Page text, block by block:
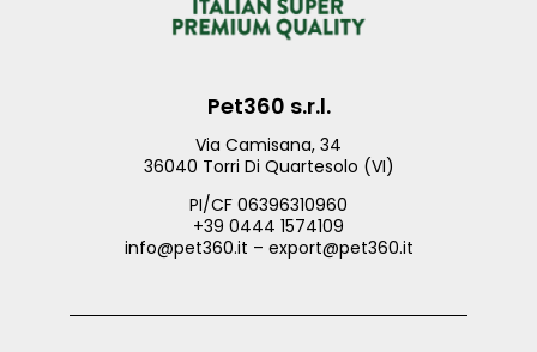
Pet360 s.r.l.
Via Camisana, 34
36040 Torri Di Quartesolo (VI)
PI/CF 06396310960
+39 0444 1574109
info@pet360.it – export@pet360.it